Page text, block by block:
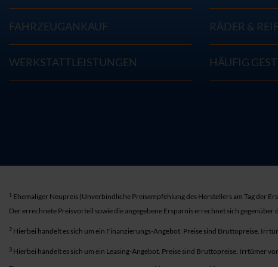
FAHRZEUGANKAUF
WERKSTATTLEISTUNGEN
RÄDER &
HÄUFIG
1 Ehemaliger Neupreis (Unverbindliche Preisempfehlung des Herstellers am Tag der
Der errechnete Preisvorteil sowie die angegebene Ersparnis errechnet sich
2 Hierbei handelt es sich um ein Finanzierungs-Angebot. Preise sind Bruttopreise.
3 Hierbei handelt es sich um ein Leasing-Angebot. Preise sind Bruttopreise. Irrtümer